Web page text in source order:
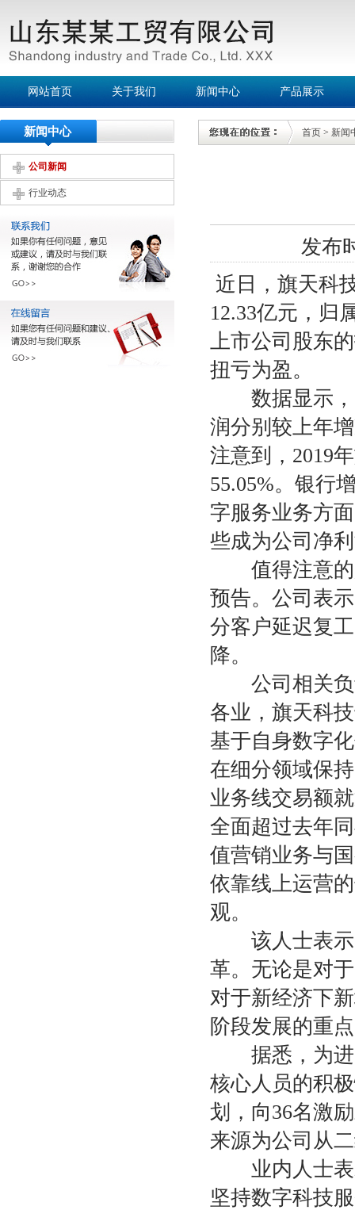
网站首页 关于我们 新闻中心 产品展示
新闻中心
公司新闻
行业动态
首页 > 新闻
发布
近日，旗天科
12.33亿元，归
上市公司股东
扭亏为盈。
数据显示，
润分别较上年
注意到，2019
55.05%。银行
字服务业务方
些成为公司净
值得注意的
预告。公司表
分客户延迟复
降。
公司相关负
各业，旗天科
基于自身数字
在细分领域保
业务线交易额
全面超过去年
值营销业务与
依靠线上运营
观。
该人士表示
革。无论是对
对于新经济下
阶段发展的重
据悉，为进
核心人员的积
划，向36名激
来源为公司从
业内人士表
坚持数字科技